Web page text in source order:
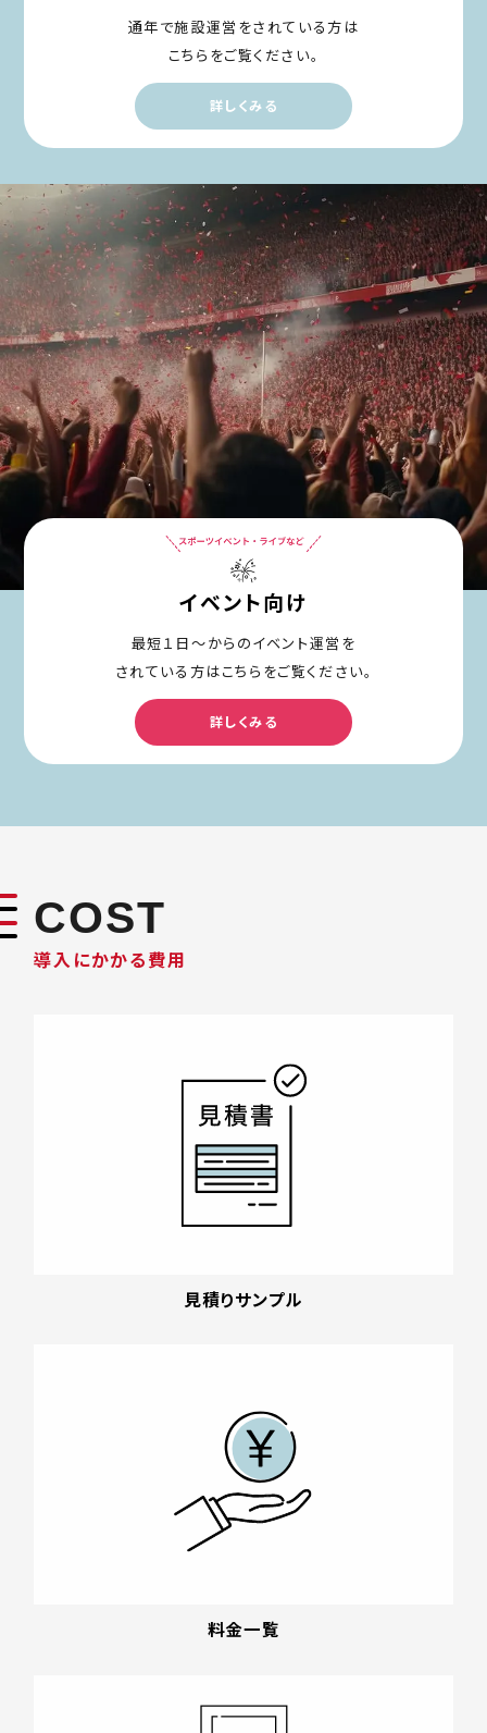
通年で施設運営をされている方は
こちらをご覧ください。
詳しくみる
イベント向け
最短１日〜からのイベント運営を
されている方はこちらをご覧ください。
詳しくみる
COST
導入にかかる費用
見積りサンプル
料金一覧